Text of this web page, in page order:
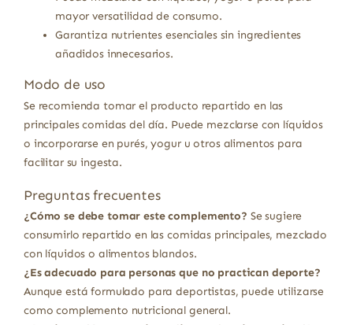
mayor versatilidad de consumo.
Garantiza nutrientes esenciales sin ingredientes
añadidos innecesarios.
Modo de uso
Se recomienda tomar el producto repartido en las
principales comidas del día. Puede mezclarse con líquidos
o incorporarse en purés, yogur u otros alimentos para
facilitar su ingesta.
Preguntas frecuentes
¿Cómo se debe tomar este complemento? Se sugiere
consumirlo repartido en las comidas principales, mezclado
con líquidos o alimentos blandos.
¿Es adecuado para personas que no practican deporte?
Aunque está formulado para deportistas, puede utilizarse
como complemento nutricional general.